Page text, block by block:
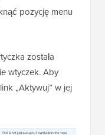
pozycję menu
została
wtyczek. Aby
„Aktywuj” w jej